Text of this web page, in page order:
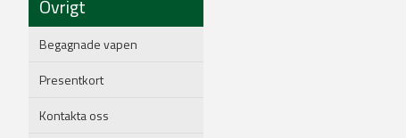
Övrigt
Begagnade vapen
Presentkort
Kontakta oss